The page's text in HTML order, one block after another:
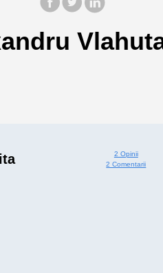
2 Opinii
2 Comentarii